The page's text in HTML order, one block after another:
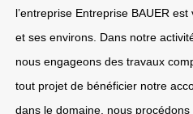
l’entreprise Entreprise BAUER
et ses environs. Dans notre
nous engageons des travaux
tout projet de bénéficier notre
dans le domaine, nous